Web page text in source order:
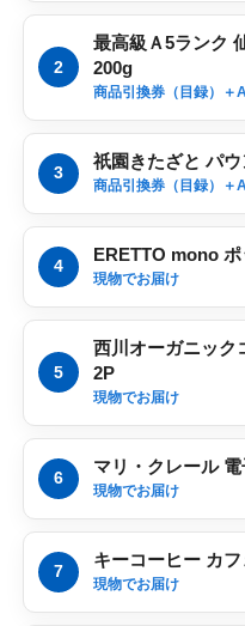
2
最高級Ａ5ランク
200g
商品引換券（目録）＋
3
祇園きたざと パ
商品引換券（目録）＋
4
ERETTO mono
現物でお届け
5
西川オーガニック
2P
現物でお届け
6
マリ・クレール
現物でお届け
7
キーコーヒー カ
現物でお届け